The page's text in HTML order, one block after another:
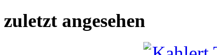
zuletzt angesehen